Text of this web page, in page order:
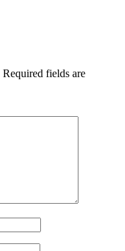
Required fields are